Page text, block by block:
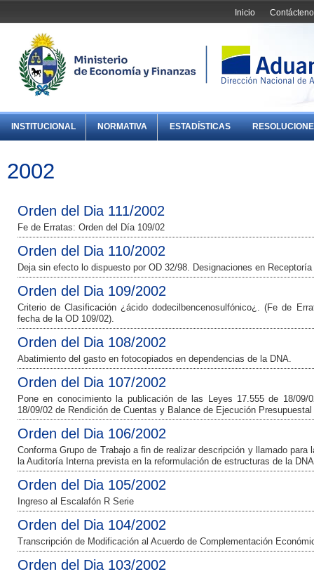
Inicio
INSTITUCIONAL NORMATIVA ESTADÍSTICAS
2002
Orden del Dia 111/2002
Fe de Erratas: Orden del Día 109/02
Orden del Dia 110/2002
Deja sin efecto lo dispuesto por OD 32/98. Designaciones en
Orden del Dia 109/2002
Criterio de Clasificación ¿ácido dodecilbencenosulfónico¿. (Fe de
fecha de la OD 109/02).
Orden del Dia 108/2002
Abatimiento del gasto en fotocopiados en dependencias de la DNA.
Orden del Dia 107/2002
Pone en conocimiento la publicación de las Leyes 17.555 de 18/
18/09/02 de Rendición de Cuentas y Balance de Ejecución
Orden del Dia 106/2002
Conforma Grupo de Trabajo a fin de realizar descripción y llamado
la Auditoría Interna prevista en la reformulación de estructuras de la
Orden del Dia 105/2002
Ingreso al Escalafón R Serie
Orden del Dia 104/2002
Transcripción de Modificación al Acuerdo de Complementación
Orden del Dia 103/2002